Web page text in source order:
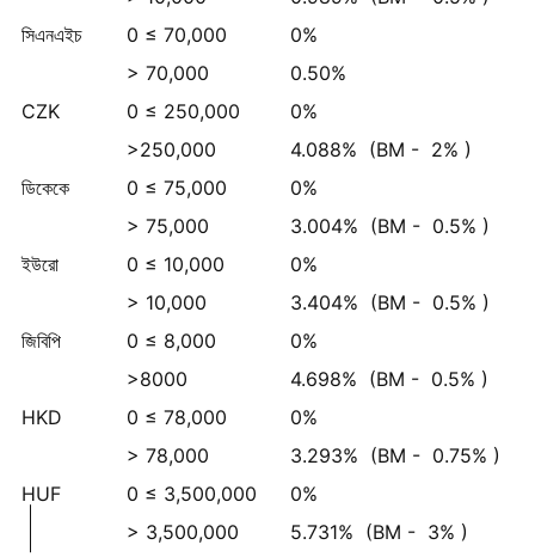
সিএনএইচ
0 ≤ 70,000
0%
> 70,000
0.50%
CZK
0 ≤ 250,000
0%
>250,000
4.088% (BM - 2% )
ডিকেকে
0 ≤ 75,000
0%
> 75,000
3.004% (BM - 0.5% )
ইউরো
0 ≤ 10,000
0%
> 10,000
3.404% (BM - 0.5% )
জিবিপি
0 ≤ 8,000
0%
>8000
4.698% (BM - 0.5% )
HKD
0 ≤ 78,000
0%
> 78,000
3.293% (BM - 0.75% )
HUF
0 ≤ 3,500,000
0%
> 3,500,000
5.731% (BM - 3% )